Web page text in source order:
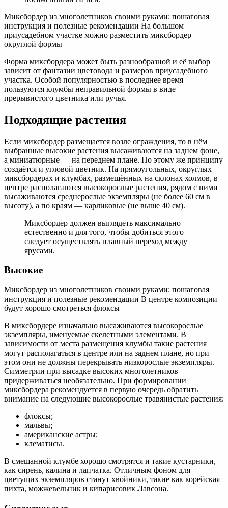
Миксбордер из многолетников своими руками: пошаговая
инструкция и полезные рекомендации На большом
приусадебном участке можно разместить миксбордер
округлой формы
Форма миксбордера может быть разнообразной и её выбор
зависит от фантазии цветовода и размеров приусадебного
участка. Особой популярностью в последнее время
пользуются клумбы неправильной формы в виде
прерывистого цветника или ручья.
Подходящие растения
Если миксбордер размещается возле ограждения, то в нём
выбранные высокие растения высаживаются на заднем фоне,
а миниатюрные — на переднем плане. По этому же принципу
создаётся и угловой цветник. На прямоугольных, округлых
миксбордерах и клумбах, размещённых на склонах холмов, в
центре располагаются высокорослые растения, рядом с ними
высаживаются среднерослые экземпляры (не более 60 см в
высоту), а по краям — карликовые (не выше 40 см).
Миксбордер должен выглядеть максимально
естественно и для того, чтобы добиться этого
следует осуществлять плавный переход между
ярусами.
Высокие
Миксбордер из многолетников своими руками: пошаговая
инструкция и полезные рекомендации В центре композиции
будут хорошо смотреться флоксы
В миксбордере изначально высаживаются высокорослые
экземпляры, именуемые скелетными элементами. В
зависимости от места размещения клумбы такие растения
могут располагаться в центре или на заднем плане, но при
этом они не должны перекрывать низкорослые экземпляры.
Симметрии при высадке высоких многолетников
придерживаться необязательно. При формировании
миксбордера рекомендуется в первую очередь обратить
внимание на следующие высокорослые травянистые растения:
флоксы;
мальвы;
американские астры;
клематисы.
В смешанной клумбе хорошо смотрятся и такие кустарники,
как сирень, калина и лапчатка. Отличным фоном для
цветущих экземпляров станут хвойники, такие как корейская
пихта, можжевельник и кипарисовик Лавсона.